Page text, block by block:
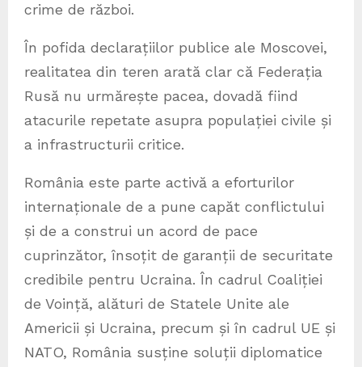
crime de război.
În pofida declarațiilor publice ale Moscovei,
realitatea din teren arată clar că Federația
Rusă nu urmărește pacea, dovadă fiind
atacurile repetate asupra populației civile și
a infrastructurii critice.
România este parte activă a eforturilor
internaționale de a pune capăt conflictului
și de a construi un acord de pace
cuprinzător, însoțit de garanții de securitate
credibile pentru Ucraina. În cadrul Coaliției
de Voință, alături de Statele Unite ale
Americii și Ucraina, precum și în cadrul UE și
NATO, România susține soluții diplomatice